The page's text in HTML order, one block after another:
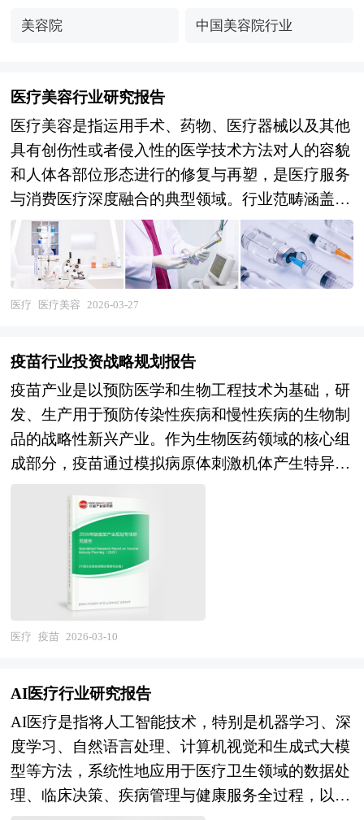
美容院 中国美容院行业
医疗美容行业研究报告
医疗美容是指运用手术、药物、医疗器械以及其他
具有创伤性或者侵入性的医学技术方法对人的容貌
和人体各部位形态进行的修复与再塑，是医疗服务
与消费医疗深度融合的典型领域。行业范畴涵盖外
科整形（重睑术、隆鼻术、吸脂塑形等）、微整形
注射（肉毒素、透明质酸、胶原蛋白等填充剂及再
生材料）、光电医美（激光、射频、超声等能量源
设备）以及口腔美容、毛发移植等细分赛道。与传
疗相比，其消费属性突出，受审美趋势、消费升级
与社交文化驱动显著。随着生物材料科学、光电技
术及数字化诊疗手段的进步，医疗美容已从单一的
修复矫正功能向个性化美学设计、抗衰老综合管
理、形体雕塑精细化方向演进，成为大健康产业中
前，中国医疗美容产业正处于规范化整顿与结构性
调整的关键阶段。经过十余年的高速扩张，行业规
模已跻身全球前列，但野蛮生长时期积累的乱象逐
步显现：非法行医、假货水货、过度营销、价格不
透明等问题严重制约行业公信力，监管部门自2021
年起连续开展多轮专项整治，推动行业从"流量驱
领域呈现较高的技术壁垒与集中度，透明质酸、肉
毒素等核心产品由少数头部企业主导，但重组胶原
蛋白、聚乳酸、聚己内酯等再生材料及光电设备的
国产化替代进程正在加速；中游医疗机构端，民营
连锁机构与公立整形科室形成差异化竞争，轻医美
医疗 医疗美容 2026-03-27
疫苗行业投资战略规划报告
疫苗产业是以预防医学和生物工程技术为基础，研
发、生产用于预防传染性疾病和慢性疾病的生物制
品的战略性新兴产业。作为生物医药领域的核心组
成部分，疫苗通过模拟病原体刺激机体产生特异性
是公认最具成本效益的公共卫生干预手段之一。其
产业链条横跨病原学基础研究、靶点发现与抗原设
计、临床前及临床试验、规模化生产、质量检定、
冷链储运、预防接种及上市后监测等多个环节，具
有技术门槛极高、监管要求严苛、投入周期漫长、
社会效益显著等鲜明特征。当前，疫苗产业正从传
术、从预防传染病向治疗性疫苗拓展深刻转型，成
产业规划一般包括产业发展现状、产业特征分析、
产业发展目标和发展定位、产业发展重点方向、产
业空间引导和产业发展政策等。随着中国对外开放
程度的深化，经济全球化和区域化对产业发展的影
医疗 疫苗 2026-03-10
AI医疗行业研究报告
AI医疗是指将人工智能技术，特别是机器学习、深
度学习、自然语言处理、计算机视觉和生成式大模
型等方法，系统性地应用于医疗卫生领域的数据处
理、临床决策、疾病管理与健康服务全过程，以提